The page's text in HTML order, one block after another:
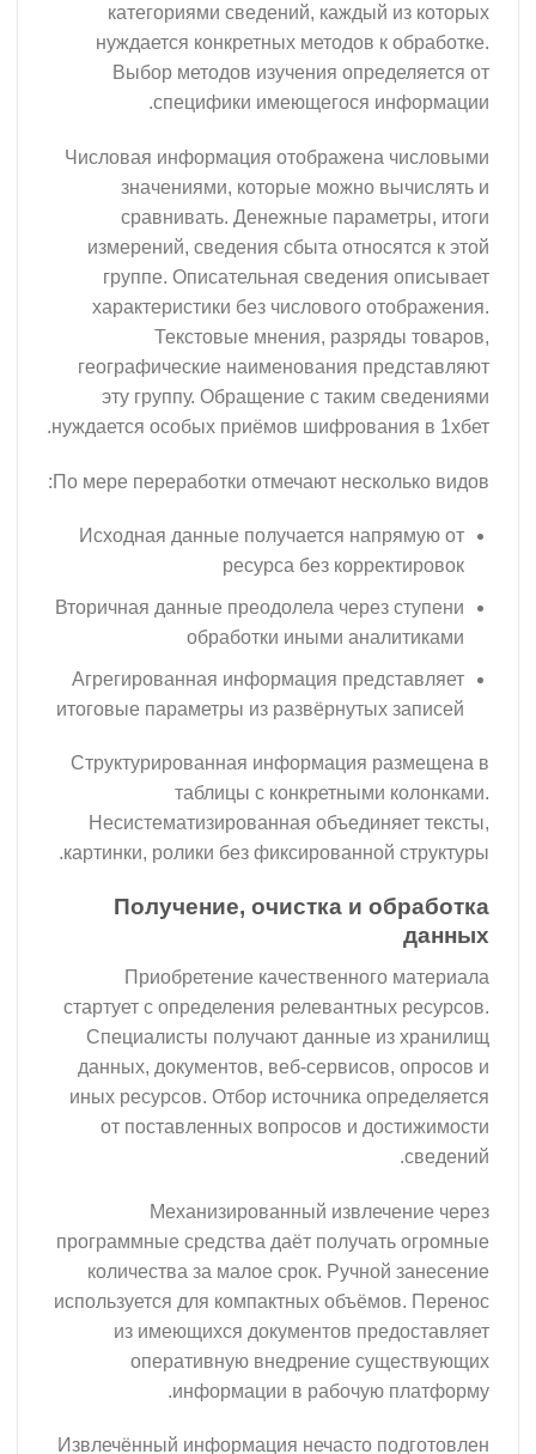
категориями сведений,
нуждается конкретных методов
Выбор методов изучения
специфики имеющегося
Числовая информация
значениями, которые можно
сравнивать. Денежные
измерений, сведения сбыта
группе. Описательная
характеристики без числового
Текстовые мнения,
географические наименования
эту группу. Обращение с
нуждается особых приёмов
По мере переработки отмечают
Исходная данные получается
ресурса без
Вторичная данные преодолела
обработки иными
Агрегированная информация
итоговые параметры из
Структурированная информация
таблицы с
Несистематизированная
картинки, ролики без
Получение, очистка и
Приобретение
стартует с определения
Специалисты получают данные
данных, документов, веб-
иных ресурсов. Отбор источника
от поставленных вопросов и
Механизированный
программные средства даёт
количества за малое срок.
используется для компактных
из имеющихся документов
оперативную внедрение
информации в
Извлечённый информация нечасто